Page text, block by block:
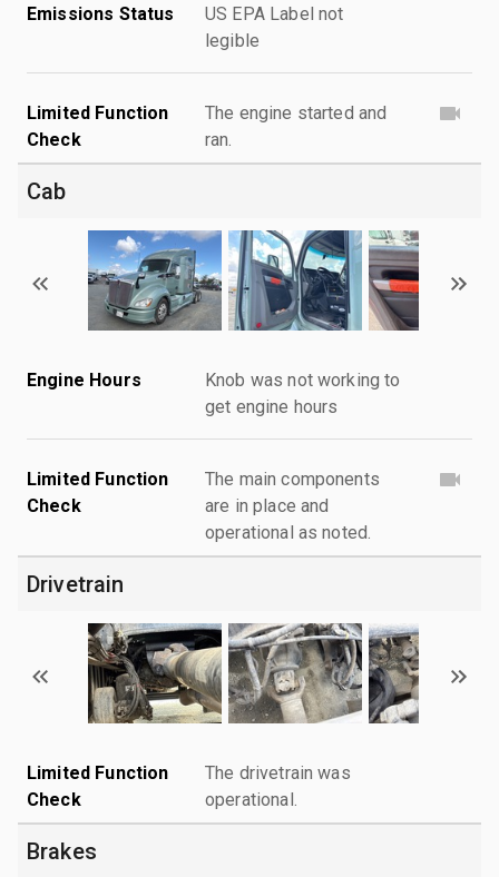
Emissions Status
US EPA Label not
legible
Limited Function
Check
The engine started and
ran.
Cab
Engine Hours
Knob was not working to
get engine hours
Limited Function
Check
The main components
are in place and
operational as noted.
Drivetrain
Limited Function
Check
The drivetrain was
operational.
Brakes